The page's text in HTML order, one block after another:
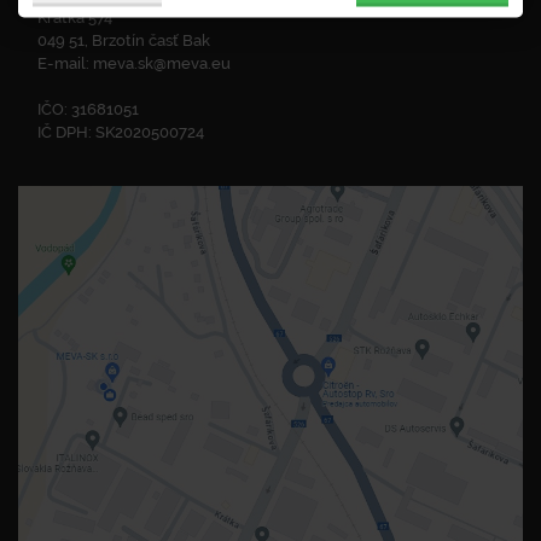
Krátka 574
049 51, Brzotín časť Bak
E-mail: meva.sk@meva.eu
IČO: 31681051
IČ DPH: SK2020500724